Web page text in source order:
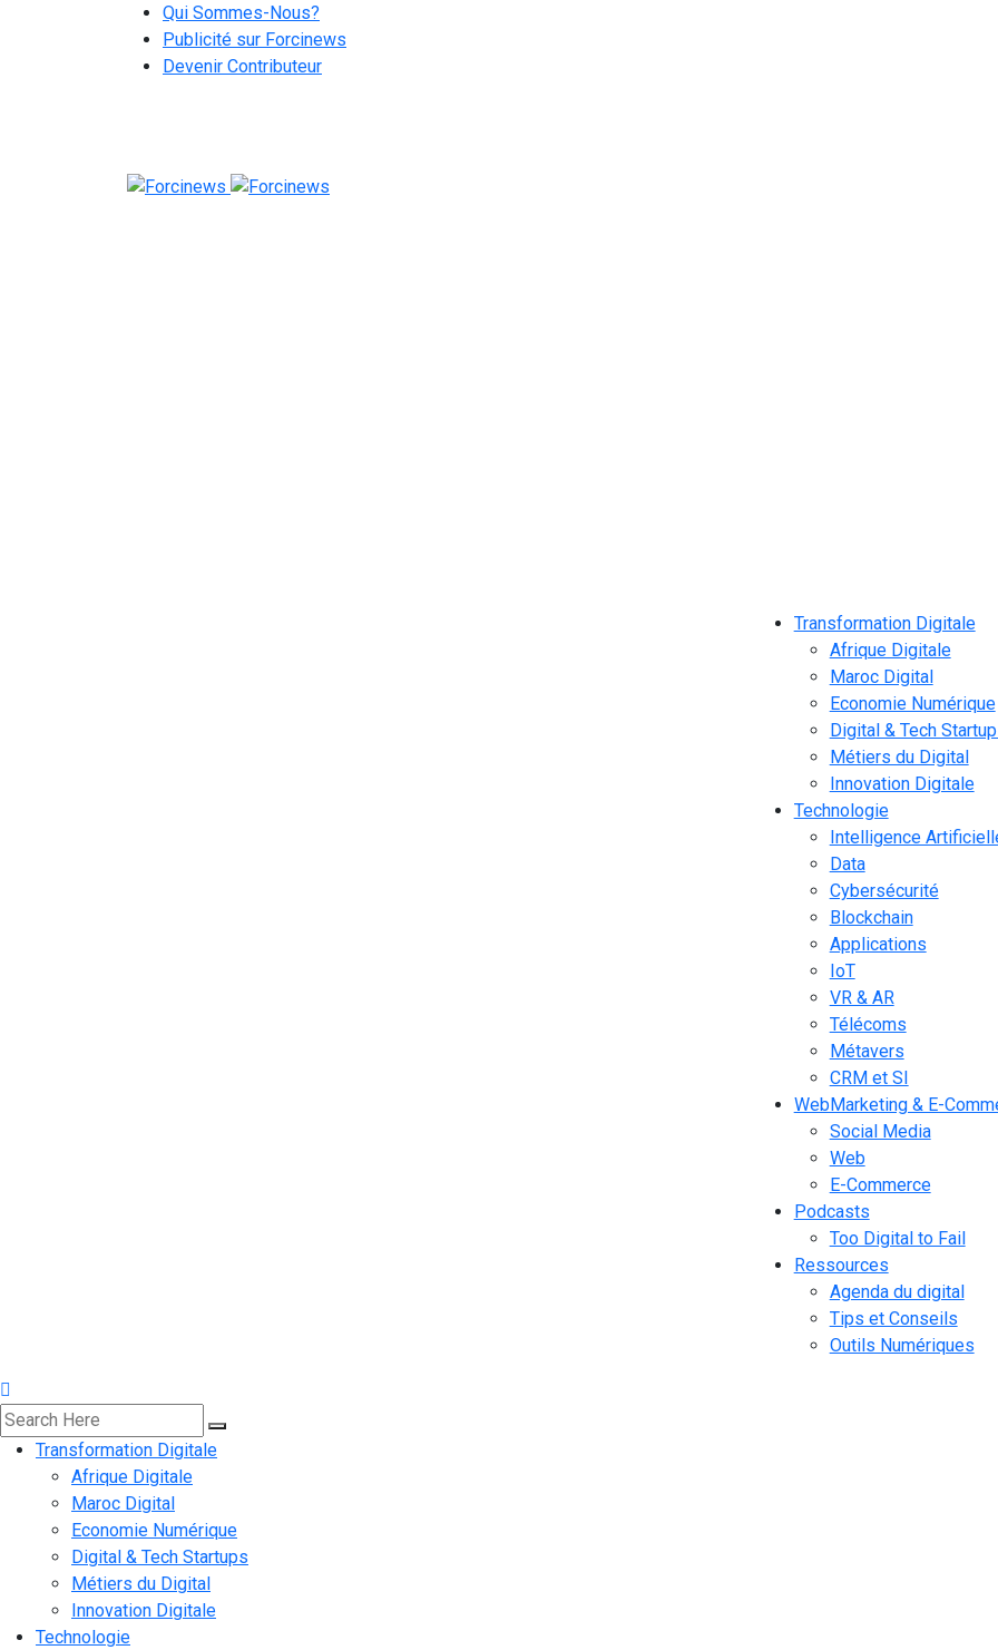
Qui Sommes-Nous?
Publicité sur Forcinews
Devenir Contributeur
Transformation Digitale
Afrique Digitale
Maroc Digital
Economie Numérique
Digital & Tech
Métiers du Digital
Innovation Digitale
Technologie
Intelligence
Data
Cybersécurité
Blockchain
Applications
IoT
VR & AR
Télécoms
Métavers
CRM et SI
WebMarketing & E-
Social Media
Web
E-Commerce
Podcasts
Too Digital to Fail
Ressources
Agenda du digital
Tips et Conseils
Outils Numériques
Transformation Digitale
Afrique Digitale
Maroc Digital
Economie Numérique
Digital & Tech Startups
Métiers du Digital
Innovation Digitale
Technologie